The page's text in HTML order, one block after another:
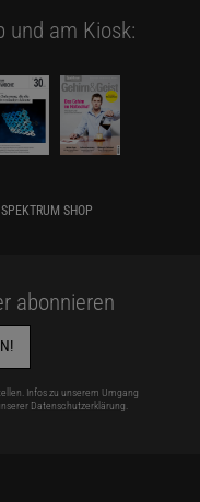
und am Kiosk:
SPEKTRUM SHOP
abonnieren
Infos zu unserem Umgang
Datenschutzerklärung.